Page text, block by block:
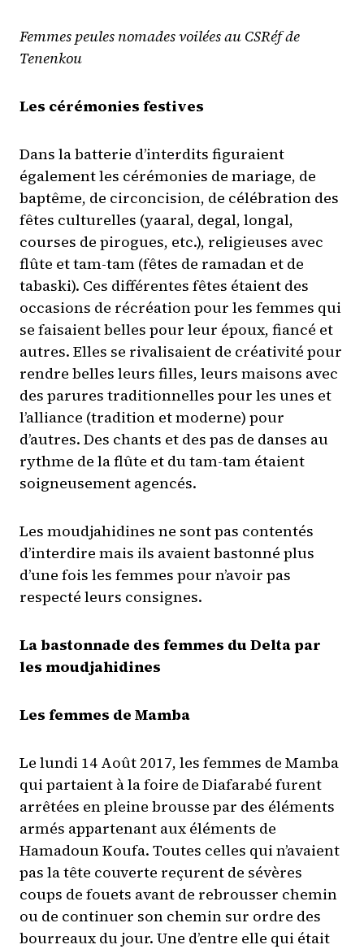
Femmes peules nomades voilées au CSRéf de
Tenenkou
Les cérémonies festives
Dans la batterie d’interdits figuraient
également les cérémonies de mariage, de
baptême, de circoncision, de célébration des
fêtes culturelles (yaaral, degal, longal,
courses de pirogues, etc.), religieuses avec
flûte et tam-tam (fêtes de ramadan et de
tabaski). Ces différentes fêtes étaient des
occasions de récréation pour les femmes qui
se faisaient belles pour leur époux, fiancé et
autres. Elles se rivalisaient de créativité pour
rendre belles leurs filles, leurs maisons avec
des parures traditionnelles pour les unes et
l’alliance (tradition et moderne) pour
d’autres. Des chants et des pas de danses au
rythme de la flûte et du tam-tam étaient
soigneusement agencés.
Les moudjahidines ne sont pas contentés
d’interdire mais ils avaient bastonné plus
d’une fois les femmes pour n’avoir pas
respecté leurs consignes.
La bastonnade des femmes du Delta par
les moudjahidines
Les femmes de Mamba
Le lundi 14 Août 2017, les femmes de Mamba
qui partaient à la foire de Diafarabé furent
arrêtées en pleine brousse par des éléments
armés appartenant aux éléments de
Hamadoun Koufa. Toutes celles qui n’avaient
pas la tête couverte reçurent de sévères
coups de fouets avant de rebrousser chemin
ou de continuer son chemin sur ordre des
bourreaux du jour. Une d’entre elle qui était